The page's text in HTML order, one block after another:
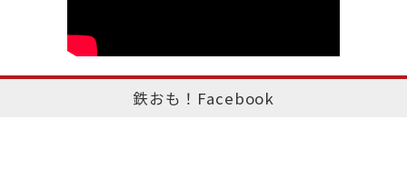
鉄おも！Facebook